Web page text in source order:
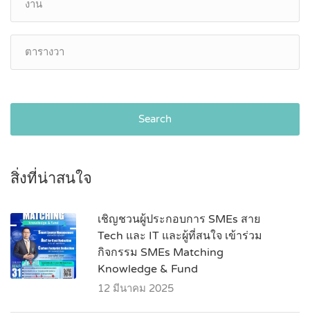
Search
สิ่งที่น่าสนใจ
เชิญชวนผู้ประกอบการ SMEs สาย
Tech และ IT และผู้ที่สนใจ เข้าร่วม
กิจกรรม SMEs Matching
Knowledge & Fund
12 มีนาคม 2025